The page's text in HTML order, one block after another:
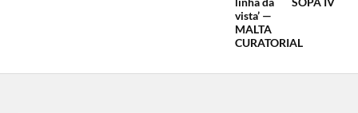
vista’ —
MALTA
CURATORIAL